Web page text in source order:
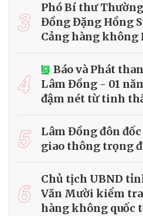
3
Phó Bí thư
Đồng Đặng Hồng
Cảng hàng không
4
Báo và Phát
Lâm Đồng - 01
đậm nét từ tinh
5
Lâm Đồng đôn
giao thông trọng
6
Chủ tịch UBND
Văn Mười kiểm
hàng không quốc